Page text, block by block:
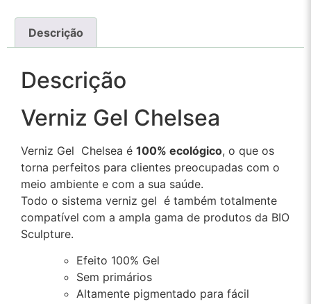
Descrição
Descrição
Verniz Gel Chelsea
Verniz Gel Chelsea é 100% ecológico, o que os
torna perfeitos para clientes preocupadas com o
meio ambiente e com a sua saúde.
Todo o sistema verniz gel é também totalmente
compatível com a ampla gama de produtos da BIO
Sculpture.
Efeito 100% Gel
Sem primários
Altamente pigmentado para fácil